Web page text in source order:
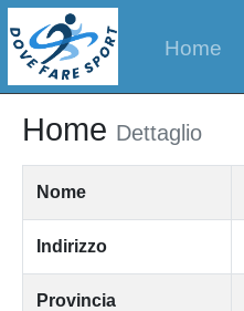
Home
Home Dettaglio
Nome
Indirizzo
Provincia